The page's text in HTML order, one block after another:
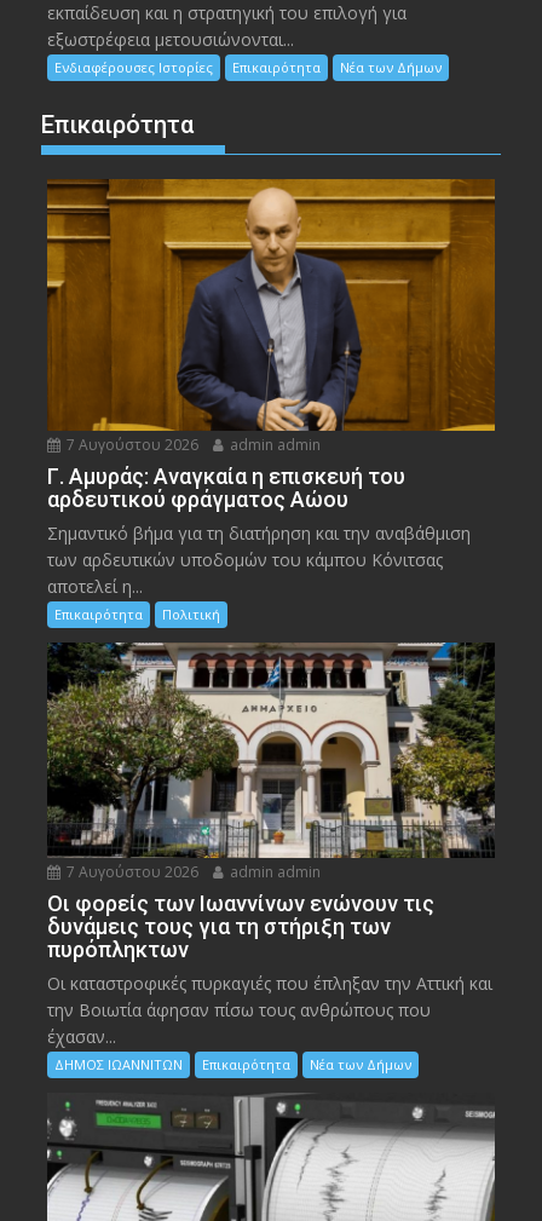
εκπαίδευση και η στρατηγική του επιλογή για
εξωστρέφεια μετουσιώνονται...
Ενδιαφέρουσες Ιστορίες Επικαιρότητα Νέα των Δήμων
Επικαιρότητα
7 Αυγούστου 2026 admin admin
Γ. Αμυράς: Αναγκαία η επισκευή του
αρδευτικού φράγματος Αώου
Σημαντικό βήμα για τη διατήρηση και την αναβάθμιση
των αρδευτικών υποδομών του κάμπου Κόνιτσας
αποτελεί η...
Επικαιρότητα Πολιτική
7 Αυγούστου 2026 admin admin
Οι φορείς των Ιωαννίνων ενώνουν τις
δυνάμεις τους για τη στήριξη των
πυρόπληκτων
Οι καταστροφικές πυρκαγιές που έπληξαν την Αττική και
την Bοιωτία άφησαν πίσω τους ανθρώπους που
έχασαν...
ΔΗΜΟΣ ΙΩΑΝΝΙΤΩΝ Επικαιρότητα Νέα των Δήμων